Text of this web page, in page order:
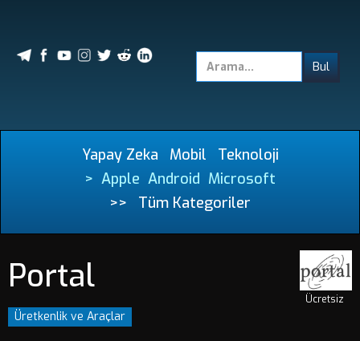
Yapay Zeka Mobil
Teknoloji
> Apple Android Microsoft
>>
Tüm Kategoriler
Portal
Üretkenlik ve Araçlar
Ücretsiz